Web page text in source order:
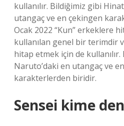
kullanılır. Bildiğimiz gibi
utangaç ve en çekingen
Ocak 2022 “Kun” erkeklere
kullanılan genel bir terimdir
hitap etmek için de
Naruto’daki en utangaç ve
karakterlerden biridir.
Sensei kime